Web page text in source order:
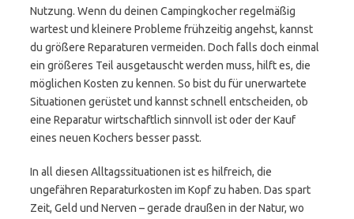
Nutzung. Wenn du deinen Campingkocher regelmäßig
wartest und kleinere Probleme frühzeitig angehst, kannst
du größere Reparaturen vermeiden. Doch falls doch einmal
ein größeres Teil ausgetauscht werden muss, hilft es, die
möglichen Kosten zu kennen. So bist du für unerwartete
Situationen gerüstet und kannst schnell entscheiden, ob
eine Reparatur wirtschaftlich sinnvoll ist oder der Kauf
eines neuen Kochers besser passt.
In all diesen Alltagssituationen ist es hilfreich, die
ungefähren Reparaturkosten im Kopf zu haben. Das spart
Zeit, Geld und Nerven – gerade draußen in der Natur, wo